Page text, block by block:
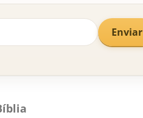
Enviar